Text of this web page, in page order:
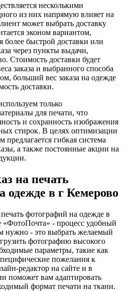
несколькими
из них напрямую влияет на
может выбрать доставку
эконом вариантом,
более быстрой доставки или
через пункты выдачи,
Стоимость доставки будет
заказа и выбранного способа
больший вес заказа на одежде
доставки.
только
для печати, что
и сохранность изображения
стирок. В целях оптимизации
предлагается гибкая система
а также постоянные акции на
на печать
одежде в г Кемерово
фотографий на одежде в
«ФотоПочта» - процесс удобный
нужно - это выбрать желаемый
фотографию высокого
параметры, такие как
пожелания к
редактор на сайте и в
поможет вам адаптировать
формат печати на ткани.